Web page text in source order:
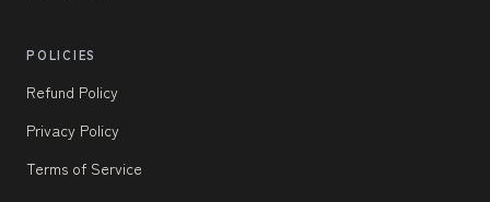
POLICIES
Refund Policy
Privacy Policy
Terms of Service